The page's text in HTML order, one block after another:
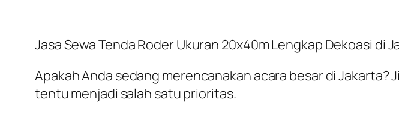
Jasa Sewa Tenda Roder Ukuran 20x40m Lengkap Dekoasi di
Apakah Anda sedang merencanakan acara besar di
tentu menjadi salah satu prioritas.